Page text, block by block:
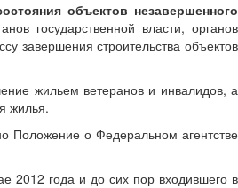
объектов незавершенного
государственной власти, органов
завершения строительства объектов
жильем ветеранов и инвалидов, а
жилья.
Положение о Федеральном агентстве
2012 года и до сих пор входившего в